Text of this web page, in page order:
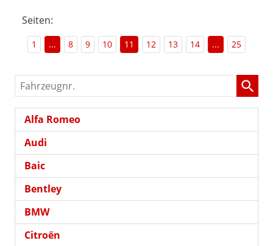
Seiten:
1 ... 8 9 10 11 12 13 14 ... 25
Fahrzeugnr.
Alfa Romeo
Audi
Baic
Bentley
BMW
Citroën